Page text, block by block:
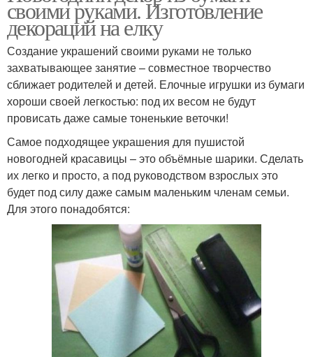
своими руками. Изготовление
декораций на елку
Создание украшений своими руками не только
захватывающее занятие – совместное творчество
сближает родителей и детей. Елочные игрушки из бумаги
хороши своей легкостью: под их весом не будут
провисать даже самые тоненькие веточки!
Самое подходящее украшения для пушистой
новогодней красавицы – это объёмные шарики. Сделать
их легко и просто, а под руководством взрослых это
будет под силу даже самым маленьким членам семьи.
Для этого понадобятся: